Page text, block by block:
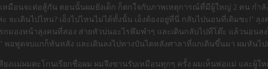
มือนจะต่อสู้กัน ตอนนั้นผมยังเด็ก ก็ตกใจกับภาพเหตุการณ์ที่มีผู้ใหญ่ 2 คน กำลั
จะเดินไปไหน? เอ็งไปไหนไม่ได้ทั้งนั้น เอ็งต้องอยู่ที่นี่ กลับไปนอนที่เดิมซะ
มองหน้าลุงคนที่สอง ส่ายหัวบ่นอะไรพึมพำๆ และเดินกลับไปที่โต๊ะ แล้วนอน
พอพูดจบแกก็หันหลัง และเดินลงไปทางบันไดหลังศาลาที่แกเดินขึ้นมา ผมหัน
ยงแม่ผมตะโกนเรียกชื่อผม ผมจึงขานรับเหมือนทุกๆ ครั้ง ผมเห็นพ่อแม่ และผู้